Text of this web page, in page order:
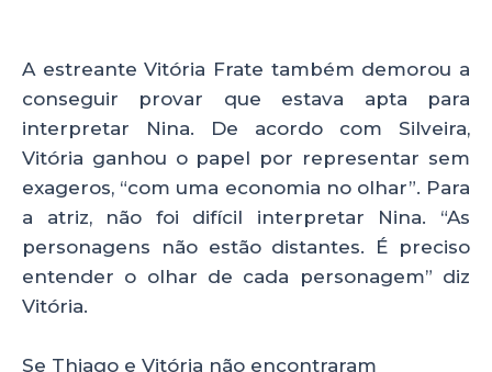
A estreante Vitória Frate também demorou a
conseguir provar que estava apta para
interpretar Nina. De acordo com Silveira,
Vitória ganhou o papel por representar sem
exageros, “com uma economia no olhar”. Para
a atriz, não foi difícil interpretar Nina. “As
personagens não estão distantes. É preciso
entender o olhar de cada personagem” diz
Vitória.
Se Thiago e Vitória não encontraram